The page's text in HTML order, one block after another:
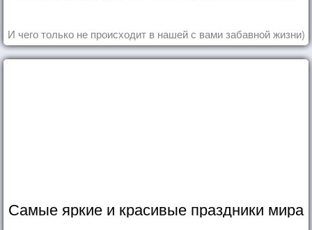
И чего только не происходит в нашей с вами забавной жизни)
Самые яркие и красивые праздники мира